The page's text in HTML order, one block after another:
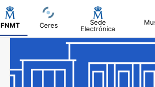
FNMT Ceres
Sede
Electrónica
Mostra/Amaga